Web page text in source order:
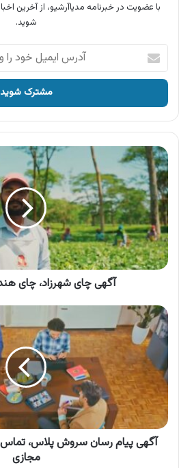
با عضویت در خبرنامه مدیاآرشیو، از آخرین
شوید.
آدرس
ایمیل
خود
وارد
کنید
آگهی
چای
شهرزاد،
چای
هندوستان
شهرزاد
آگهی چای شهرزاد، چای
آگهی
پیام
رسان
سروش
پلاس،
تماس
تصویری
،
کلاس
آگهی پیام رسان سروش پلاس،
مجازی